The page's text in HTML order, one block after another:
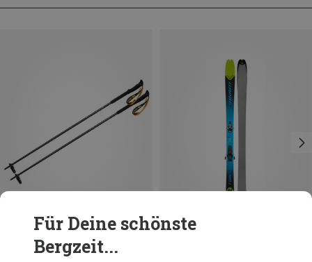
Du sparst 29%
Für Deine schönste
Bergzeit...